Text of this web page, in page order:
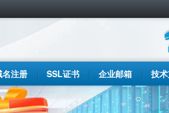
名注册 SSL证书 企业邮箱 技